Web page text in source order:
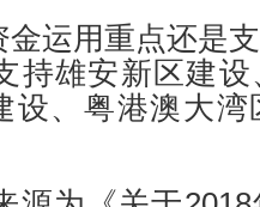
运用重点还是
持雄安新区建
设、粤港澳大